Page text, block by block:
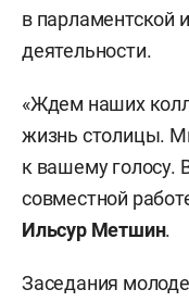
в парламентской
деятельности.
«Ждем наших
жизнь столицы.
к вашему
совместной
Ильсур Метшин.
Заседания